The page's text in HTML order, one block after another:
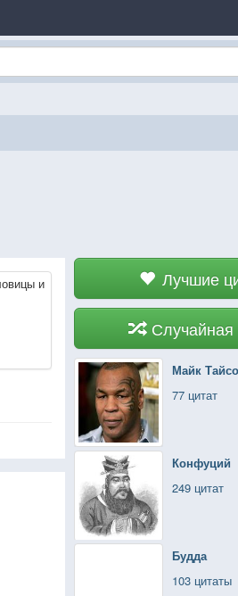
Лучшие
Случайная
Майк
77 цитат
Конфуций
249 цитат
Будда
103 цитаты